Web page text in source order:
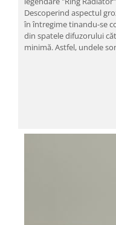
Descoperind aspectul
în întregime tinandu-se
din spatele difuzorului
minimă. Astfel, undele